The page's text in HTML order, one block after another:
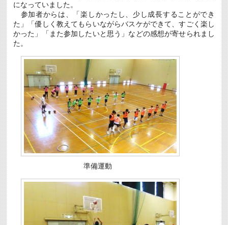
会
第
３
位
は
になっていました。
参加者からは、「楽しかったし、少し成長することができ
た」「優しく教えてもらいながらバスケができて、すごく楽し
かった」「また参加したいと思う」などの感想が寄せられまし
た。
準備運動